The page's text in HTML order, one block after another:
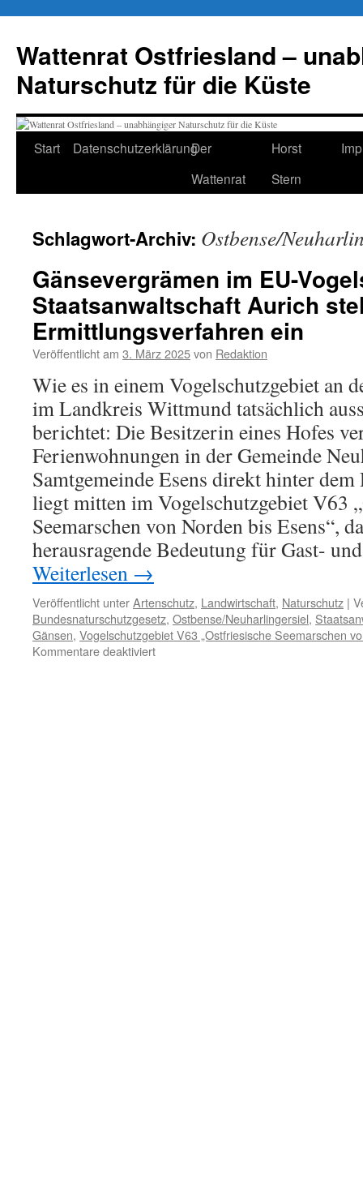
springen
Wattenrat Ostfriesland –
Naturschutz für die Küste
Start DatenschutzerklärungDer
Wattenrat
Horst
Stern
Schlagwort-Archiv: Ostbense/
Gänsevergrämen im EU-
Staatsanwaltschaft Aurich
Ermittlungsverfahren ein
Veröffentlicht am 3. März 2025von Redaktion
Wie es in einem Vogelschutzgebiet an
im Landkreis Wittmund tatsächlich
berichtet: Die Besitzerin eines Hofes
Ferienwohnungen in der Gemeinde
Samtgemeinde Esens direkt hinter
liegt mitten im Vogelschutzgebiet V63
Seemarschen von Norden bis Esens“,
herausragende Bedeutung für Gast-
Weiterlesen →
Veröffentlicht unterArtenschutz, Landwirtschaft, Naturschutz |
Bundesnaturschutzgesetz, Ostbense/Neuharlingersiel,
Gänsen, Vogelschutzgebiet V63 „Ostfriesische Seemarschen
Kommentare deaktiviertfür